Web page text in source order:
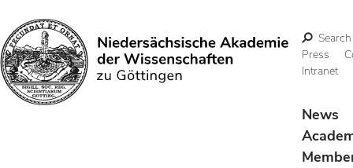
Search
Search
Press
Intranet
News